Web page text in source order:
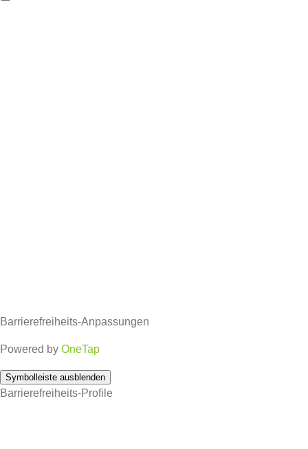
Barrierefreiheits-Anpassungen
Powered by OneTap
Symbolleiste ausblenden
Barrierefreiheits-Profile